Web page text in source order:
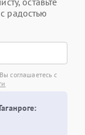
радостью
соглашаетесь с